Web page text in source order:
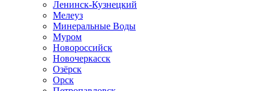
Ленинск-Кузнецкий
Мелеуз
Минеральные Воды
Муром
Новороссийск
Новочеркасск
Озёрск
Орск